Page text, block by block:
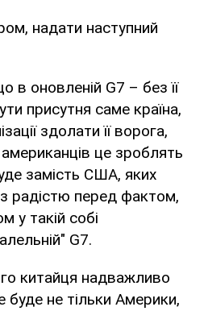
надати наступний
в оновленій G7 – без її
присутня саме країна,
здолати її ворога,
це зроблять
замість США, яких
радістю перед фактом,
у такій собі
G7.
китайця надважливо
не тільки Америки,